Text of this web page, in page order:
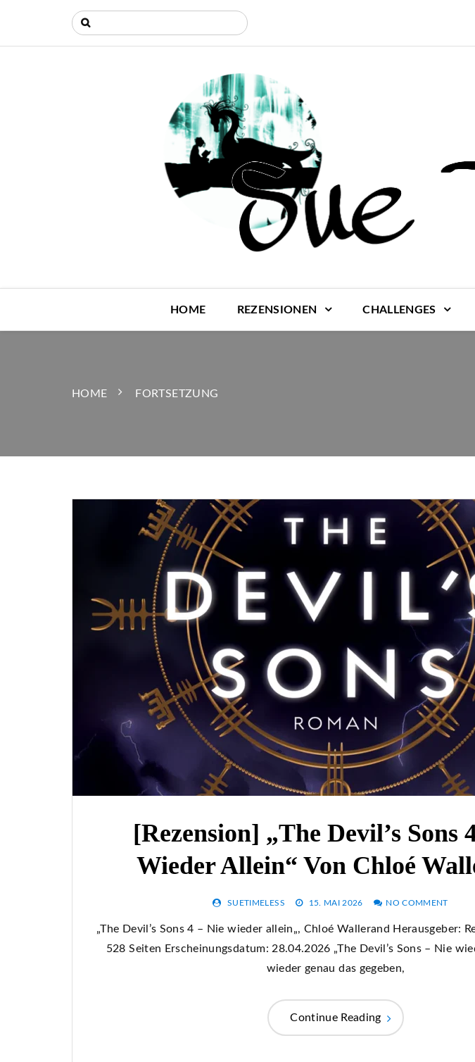
HOME REZENSIONEN CHALLENGES
HOME FORTSETZUNG
[Rezension] „The Devil’s Sons
Wieder Allein“ Von Chloé
SUETIMELESS 15. MAI 2026 NO COMMENT
„The Devil’s Sons 4 – Nie wieder allein„, Chloé Wallerand Herausgeber:
528 Seiten Erscheinungsdatum: 28.04.2026 „The Devil’s Sons – Nie
wieder genau das gegeben,
Continue Reading